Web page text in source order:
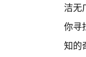
洁无
你寻
知的